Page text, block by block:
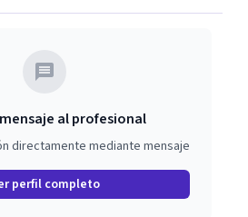
al profesional
directamente mediante mensaje
perfil completo